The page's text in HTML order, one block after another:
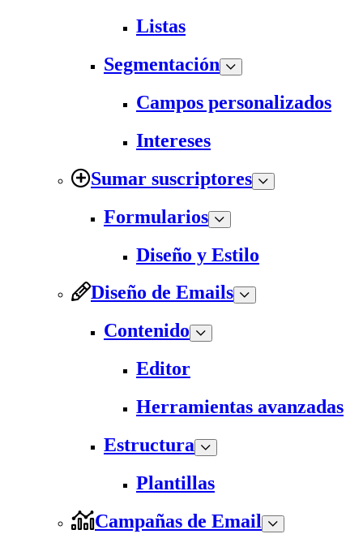
Listas
Segmentación
Campos personalizados
Intereses
Sumar suscriptores
Formularios
Diseño y Estilo
Diseño de Emails
Contenido
Editor
Herramientas avanzadas
Estructura
Plantillas
Campañas de Email